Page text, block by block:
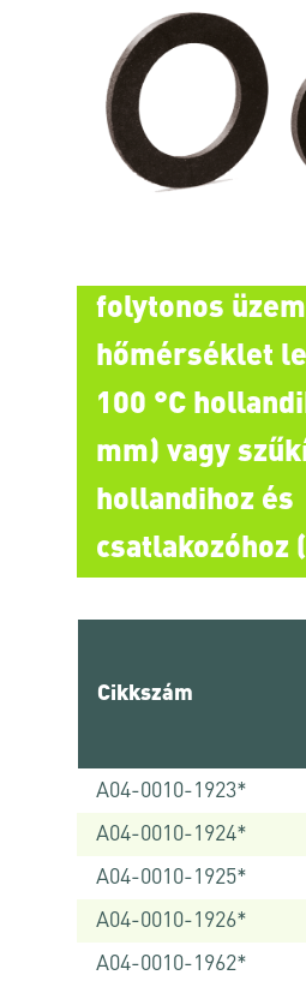
folytonos
hőmérséklet
100 °C
mm) vagy
hollandihoz és
csatlakozóhoz
Cikkszám
A04-0010-1923*
A04-0010-1924*
A04-0010-1925*
A04-0010-1926*
A04-0010-1962*